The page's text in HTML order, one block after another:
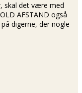
skal det være med
AFSTAND også
digerne, der nogle